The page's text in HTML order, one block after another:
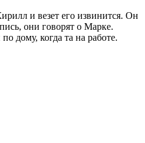
и везет его извинится. Он
они говорят о Марке.
дому, когда та на работе.